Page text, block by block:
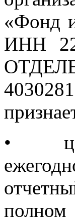
«Фонд
ИНН
•